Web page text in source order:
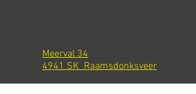
Meerval 34
4941 SK Raamsdonksveer